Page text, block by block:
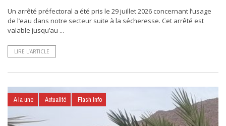
Un arrêté préfectoral a été pris le 29 juillet 2026 concernant l’usage
de l’eau dans notre secteur suite à la sécheresse. Cet arrêté est
valable jusqu’au ...
LIRE L’ARTICLE
A la une Actualité Flash Info